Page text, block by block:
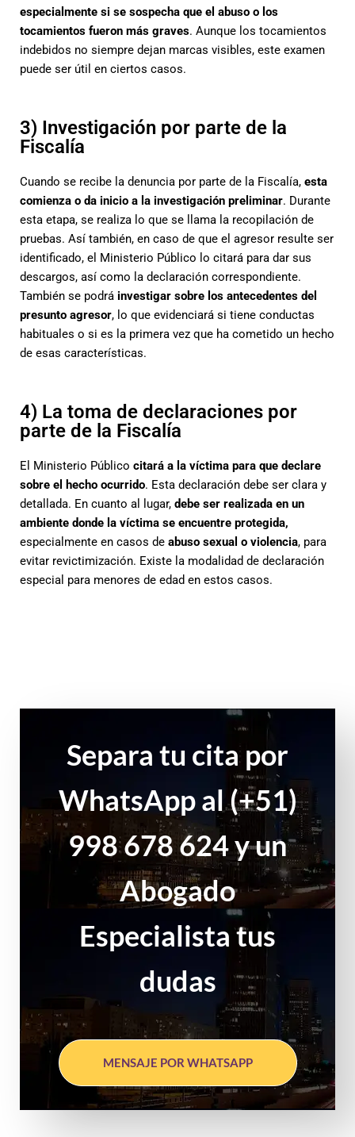
especialmente si se sospecha que el abuso o los
tocamientos fueron más graves. Aunque los tocamientos
indebidos no siempre dejan marcas visibles, este examen
puede ser útil en ciertos casos.
3) Investigación por parte de la
Fiscalía
Cuando se recibe la denuncia por parte de la Fiscalía, esta
comienza o da inicio a la investigación preliminar. Durante
esta etapa, se realiza lo que se llama la recopilación de
pruebas. Así también, en caso de que el agresor resulte ser
identificado, el Ministerio Público lo citará para dar sus
descargos, así como la declaración correspondiente.
También se podrá investigar sobre los antecedentes del
presunto agresor, lo que evidenciará si tiene conductas
habituales o si es la primera vez que ha cometido un hecho
de esas características.
4) La toma de declaraciones por
parte de la Fiscalía
El Ministerio Público citará a la víctima para que declare
sobre el hecho ocurrido. Esta declaración debe ser clara y
detallada. En cuanto al lugar, debe ser realizada en un
ambiente donde la víctima se encuentre protegida,
especialmente en casos de abuso sexual o violencia, para
evitar revictimización. Existe la modalidad de declaración
especial para menores de edad en estos casos.
Separa tu cita por
WhatsApp al (+51)
998 678 624 y un
Abogado
Especialista tus
dudas
MENSAJE POR WHATSAPP